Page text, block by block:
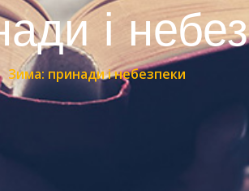
і
Зима: принади і небезпеки